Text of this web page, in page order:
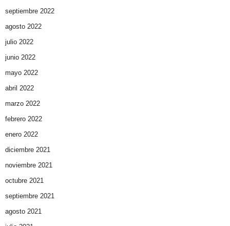
septiembre 2022
agosto 2022
julio 2022
junio 2022
mayo 2022
abril 2022
marzo 2022
febrero 2022
enero 2022
diciembre 2021
noviembre 2021
octubre 2021
septiembre 2021
agosto 2021